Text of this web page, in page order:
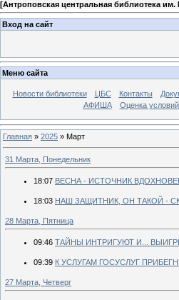
[Антроповская центральная библиотека
Вход на сайт
Меню сайта
Новости библиотеки ЦБС Контакты
АФИША
Оценка
Главная » 2025 » Март
31 Марта, Понедельник
18:07 ВЕСНА - ИСТОЧНИК
18:03 НАШ ЗАЩИТНИК, ОН ТАКОЙ -
28 Марта, Пятница
09:46 ТАЙНЫ ИНТРИГУЮТ И...
09:39 К УСЛУГАМ ГОСУСЛУГ
27 Марта, Четверг